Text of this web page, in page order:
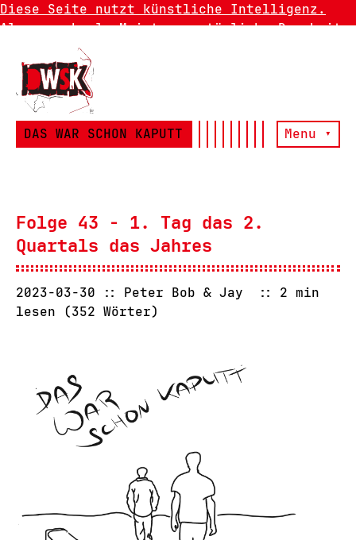
Diese Seite nutzt künstliche Intelligenz.
Also manchmal. Meistens natürliche Dummheit.
DAS WAR SCHON KAPUTT Menu ▾
Folge 43 - 1. Tag das 2.
Quartals das Jahres
2023-03-30 Peter Bob & Jay
2 min
lesen (352 Wörter)